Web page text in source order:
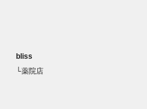
bliss
└薬院店